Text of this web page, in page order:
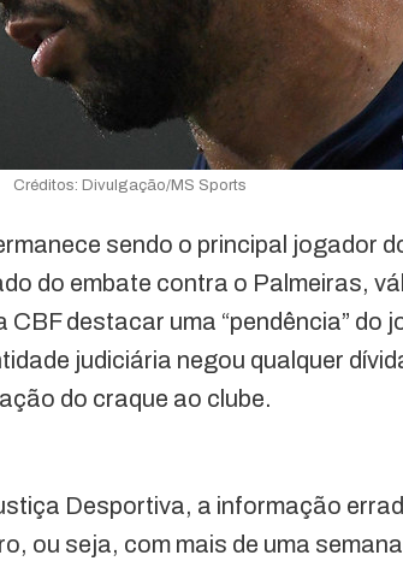
Créditos: Divulgação/MS Sports
sendo o principal jogador
do embate contra o Palmeiras,
destacar uma “pendência” do
judiciária negou qualquer
do craque ao clube.
Desportiva, a informação
ou seja, com mais de uma